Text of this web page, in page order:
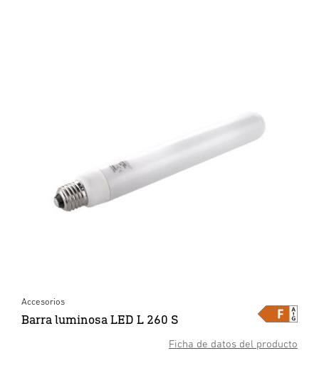
Ficha de datos del producto
Accesorios
Barra luminosa LED L 260 S